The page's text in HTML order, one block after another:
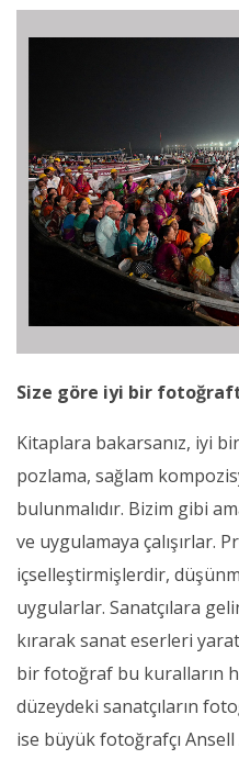
Size göre iyi bir
Kitaplara bakarsanız, iyi
pozlama, sağlam
bulunmalıdır. Bizim gibi
ve uygulamaya çalışırlar.
içselleştirmişlerdir,
uygularlar. Sanatçılara
kırarak sanat eserleri
bir fotoğraf bu kuralların
düzeydeki sanatçıların
ise büyük fotoğrafçı Ansell